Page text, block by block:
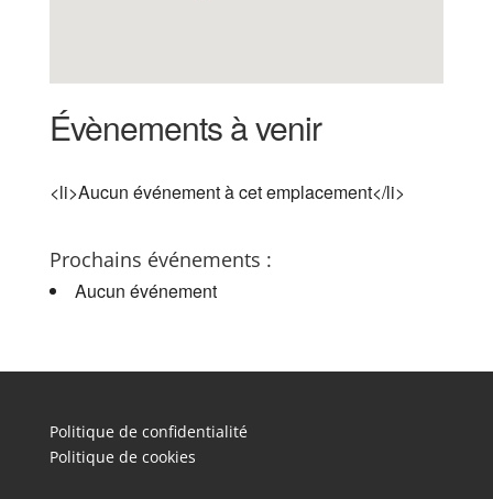
Évènements à venir
<li>Aucun événement à cet emplacement</li>
Prochains événements :
Aucun événement
Politique de confidentialité
Politique de cookies